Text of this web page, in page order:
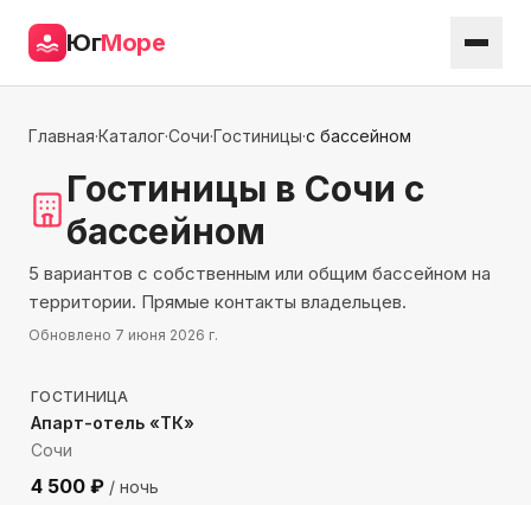
ЮгМоре
Главная·Каталог·Сочи·Гостиницы·с бассейном
Гостиницы в Сочи с
бассейном
5 вариантов с собственным или общим бассейном на
территории. Прямые контакты владельцев.
Обновлено 7 июня 2026 г.
410м до моря
ГОСТИНИЦА
Апарт-отель «ТК»
Сочи
4 500 ₽ / ночь
559м до моря